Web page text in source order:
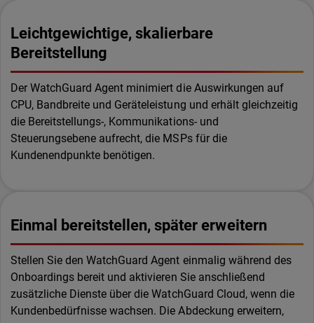
Leichtgewichtige, skalierbare
Bereitstellung
Der WatchGuard Agent minimiert die Auswirkungen auf
CPU, Bandbreite und Geräteleistung und erhält gleichzeitig
die Bereitstellungs-, Kommunikations- und
Steuerungsebene aufrecht, die MSPs für die
Kundenendpunkte benötigen.
Einmal bereitstellen, später erweitern
Stellen Sie den WatchGuard Agent einmalig während des
Onboardings bereit und aktivieren Sie anschließend
zusätzliche Dienste über die WatchGuard Cloud, wenn die
Kundenbedürfnisse wachsen. Die Abdeckung erweitern,